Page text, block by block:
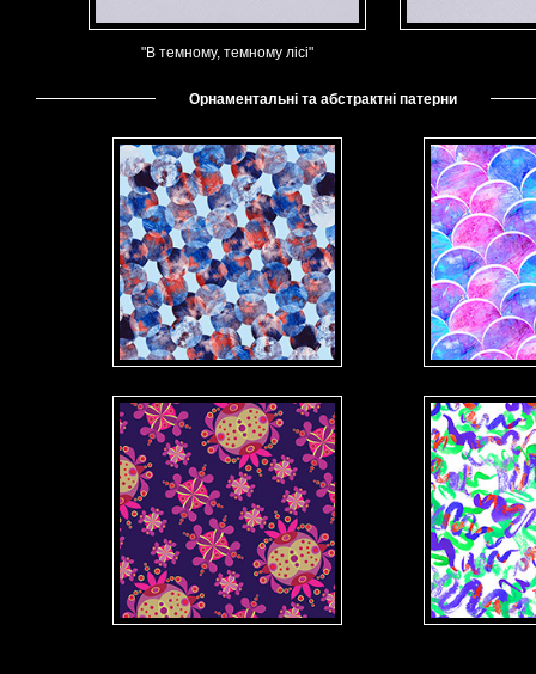
"В темному, темному лісі"
Орнаментальні та абстрактні патерни